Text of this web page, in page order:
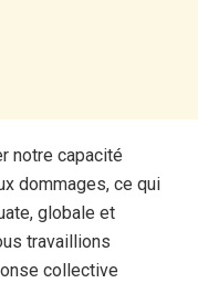
notre capacité
dommages, ce qui
globale et
travaillions
collective